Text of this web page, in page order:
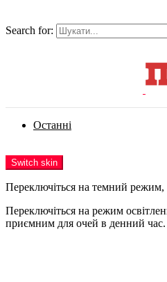
Search for:
Останні
Switch skin
Переключіться на темний
Переключіться на режим
приємним для очей в денний час.